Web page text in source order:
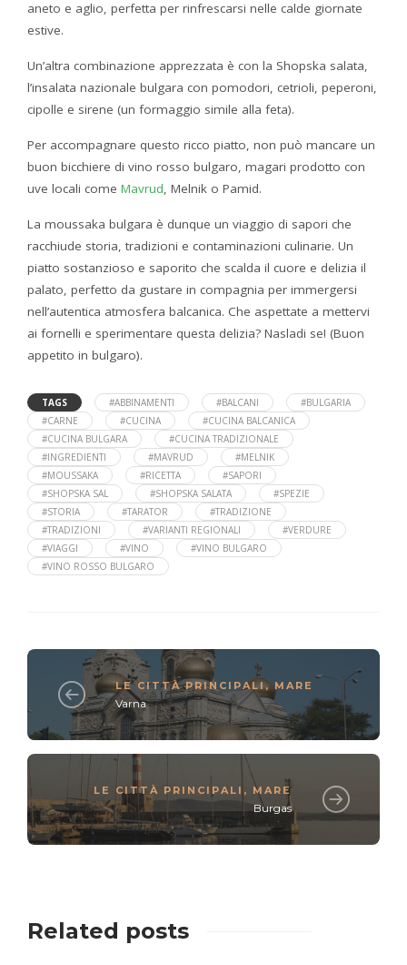
aneto e aglio, perfetta per rinfrescarsi nelle calde giornate
estive.
Un’altra combinazione apprezzata è con la Shopska salata,
l’insalata nazionale bulgara con pomodori, cetrioli, peperoni,
cipolle e sirene (un formaggio simile alla feta).
Per accompagnare questo ricco piatto, non può mancare un
buon bicchiere di vino rosso bulgaro, magari prodotto con
uve locali come Mavrud, Melnik o Pamid.
La moussaka bulgara è dunque un viaggio di sapori che
racchiude storia, tradizioni e contaminazioni culinarie. Un
piatto sostanzioso e saporito che scalda il cuore e delizia il
palato, perfetto da gustare in compagnia per immergersi
nell’autentica atmosfera balcanica. Che aspettate a mettervi
ai fornelli e sperimentare questa delizia? Nasladi se! (Buon
appetito in bulgaro).
TAGS #ABBINAMENTI #BALCANI
#BULGARIA
#CARNE
#CUCINA
#CUCINA BALCANICA
#CUCINA BULGARA
#CUCINA TRADIZIONALE
#INGREDIENTI
#MAVRUD
#MELNIK
#MOUSSAKA
#RICETTA
#SAPORI
#SHOPSKA SAL
#SHOPSKA SALATA
#SPEZIE
#STORIA
#TARATOR
#TRADIZIONE
#TRADIZIONI
#VARIANTI REGIONALI
#VERDURE
#VIAGGI
#VINO
#VINO BULGARO
#VINO ROSSO BULGARO
LE CITTÀ PRINCIPALI ,MARE
Varna
LE CITTÀ PRINCIPALI , MARE
Burgas
Related posts